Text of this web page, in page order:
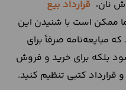
نان، قرارداد بیع
ممکن است با شنیدن این
مبایعه‌نامه صرفاً برای
بلکه برای خرید و فروش
قرارداد کتبی تنظیم کنید.